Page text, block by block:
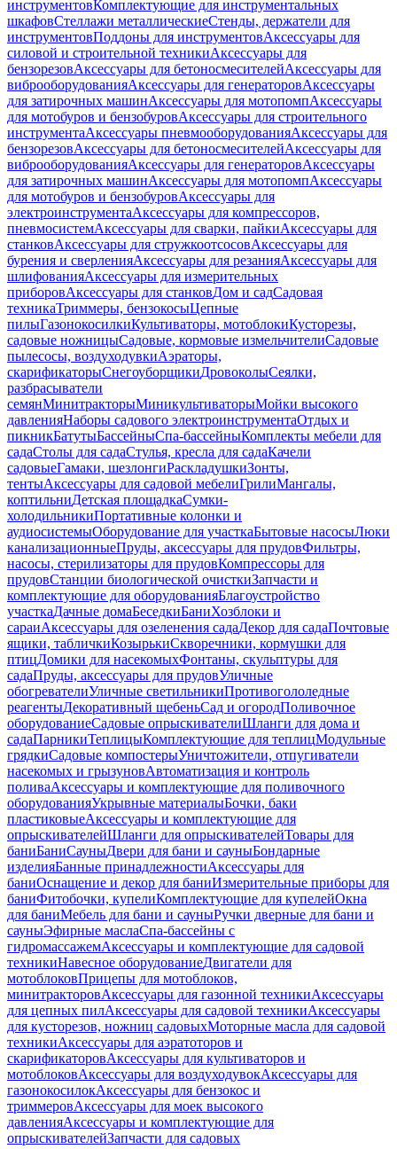
инструментовКомплектующие для инструментальных
шкафовСтеллажи металлическиеСтенды, держатели для
инструментовПоддоны для инструментовАксессуары для
силовой и строительной техникиАксессуары для
бензорезовАксессуары для бетоносмесителейАксессуары для
виброоборудованияАксессуары для генераторовАксессуары
для затирочных машинАксессуары для мотопомпАксессуары
для мотобуров и бензобуровАксессуары для строительного
инструментаАксессуары пневмооборудованияАксессуары для
бензорезовАксессуары для бетоносмесителейАксессуары для
виброоборудованияАксессуары для генераторовАксессуары
для затирочных машинАксессуары для мотопомпАксессуары
для мотобуров и бензобуровАксессуары для
электроинструментаАксессуары для компрессоров,
пневмосистемАксессуары для сварки, пайкиАксессуары для
станковАксессуары для стружкоотсосовАксессуары для
бурения и сверленияАксессуары для резанияАксессуары для
шлифованияАксессуары для измерительных
приборовАксессуары для станковДом и садСадовая
техникаТриммеры, бензокосыЦепные
пилыГазонокосилкиКультиваторы, мотоблокиКусторезы,
садовые ножницыСадовые, кормовые измельчителиСадовые
пылесосы, воздуходувкиАэраторы,
скарификаторыСнегоуборщикиДровоколыСеялки,
разбрасыватели
семянМинитракторыМиникультиваторыМойки высокого
давленияНаборы садового электроинструментаОтдых и
пикникБатутыБассейныСпа-бассейныКомплекты мебели для
садаСтолы для садаСтулья, кресла для садаКачели
садовыеГамаки, шезлонгиРаскладушкиЗонты,
тентыАксессуары для садовой мебелиГрилиМангалы,
коптильниДетская площадкаСумки-
холодильникиПортативные колонки и
аудиосистемыОборудование для участкаБытовые насосыЛюки
канализационныеПруды, аксессуары для прудовФильтры,
насосы, стерилизаторы для прудовКомпрессоры для
прудовСтанции биологической очисткиЗапчасти и
комплектующие для оборудованияБлагоустройство
участкаДачные домаБеседкиБаниХозблоки и
сараиАксессуары для озеленения садаДекор для садаПочтовые
ящики, табличкиКозырькиСкворечники, кормушки для
птицДомики для насекомыхФонтаны, скульптуры для
садаПруды, аксессуары для прудовУличные
обогревателиУличные светильникиПротивогололедные
реагентыДекоративный щебеньСад и огородПоливочное
оборудованиеСадовые опрыскивателиШланги для дома и
садаПарникиТеплицыКомплектующие для теплицМодульные
грядкиСадовые компостерыУничтожители, отпугиватели
насекомых и грызуновАвтоматизация и контроль
поливаАксессуары и комплектующие для поливочного
оборудованияУкрывные материалыБочки, баки
пластиковыеАксессуары и комплектующие для
опрыскивателейШланги для опрыскивателейТовары для
баниБаниСауныДвери для бани и сауныБондарные
изделияБанные принадлежностиАксессуары для
баниОснащение и декор для баниИзмерительные приборы для
баниФитобочки, купелиКомплектующие для купелейОкна
для баниМебель для бани и сауныРучки дверные для бани и
сауныЭфирные маслаСпа-бассейны с
гидромассажемАксессуары и комплектующие для садовой
техникиНавесное оборудованиеДвигатели для
мотоблоковПрицепы для мотоблоков,
минитракторовАксессуары для газонной техникиАксессуары
для цепных пилАксессуары для садовой техникиАксессуары
для кусторезов, ножниц садовыхМоторные масла для садовой
техникиАксессуары для аэратоторов и
скарификаторовАксессуары для культиваторов и
мотоблоковАксессуары для воздуходувокАксессуары для
газонокосилокАксессуары для бензокос и
триммеровАксессуары для моек высокого
давленияАксессуары и комплектующие для
опрыскивателейЗапчасти для садовых